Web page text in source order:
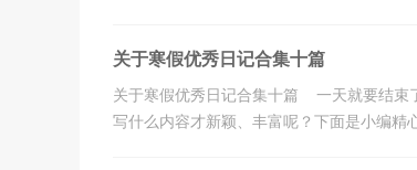
关于寒假优秀日记合集十篇
关于寒假优秀日记合集十篇 一天就要结束
写什么内容才新颖、丰富呢？下面是小编精